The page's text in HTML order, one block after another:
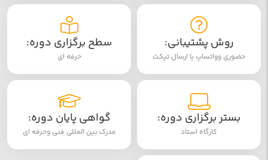
روش پشتیبانی:
حضوری وواتساپ یا ارسال تیکت
سطح برگزاری دوره:
حرفه ای
بستر برگزاری دوره:
کارگاه استاد
گواهی پایان دوره:
مدرک بین المللی فنی وحرفه ای